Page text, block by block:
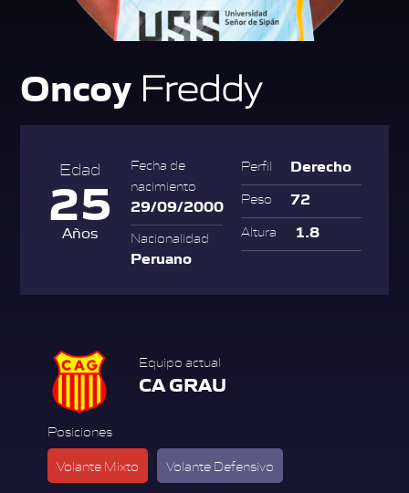
Oncoy Freddy
Edad
25
Años
Fecha de
nacimiento
29/09/2000
Nacionalidad
Peruano
Perfil Derecho
Peso 72
Altura 1.8
Equipo actual
CA GRAU
Posiciones
Volante Mixto Volante Defensivo